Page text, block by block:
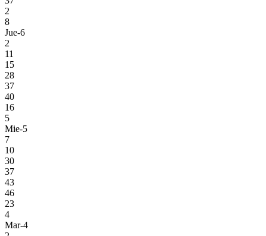
2
8
Jue-6
2
11
15
28
37
40
16
5
Mie-5
7
10
30
37
43
46
23
4
Mar-4